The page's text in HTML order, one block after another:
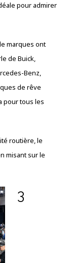
pour admirer
marques ont
de Buick,
Benz,
de rêve
pour tous les
routière, le
misant sur le
3